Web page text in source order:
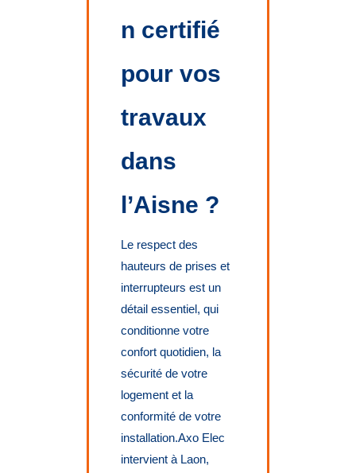
n certifié
pour vos
travaux
dans
l’Aisne ?
Le respect des
hauteurs de prises et
interrupteurs est un
détail essentiel, qui
conditionne votre
confort quotidien, la
sécurité de votre
logement et la
conformité de votre
installation.Axo Elec
intervient à Laon,